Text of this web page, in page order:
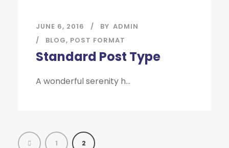
JUNE 6, 2016 BY ADMIN
BLOG, POST FORMAT
Standard Post Type
A wonderful serenity h...
1 2